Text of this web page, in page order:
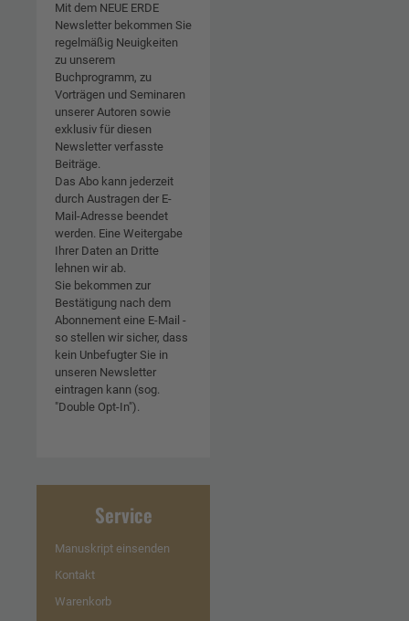
Mit dem NEUE ERDE
Newsletter bekommen Sie
regelmäßig Neuigkeiten
zu unserem
Buchprogramm, zu
Vorträgen und Seminaren
unserer Autoren sowie
exklusiv für diesen
Newsletter verfasste
Beiträge.
Das Abo kann jederzeit
durch Austragen der E-
Mail-Adresse beendet
werden. Eine Weitergabe
Ihrer Daten an Dritte
lehnen wir ab.
Sie bekommen zur
Bestätigung nach dem
Abonnement eine E-Mail -
so stellen wir sicher, dass
kein Unbefugter Sie in
unseren Newsletter
eintragen kann (sog.
"Double Opt-In").
Service
Manuskript einsenden
Kontakt
Warenkorb